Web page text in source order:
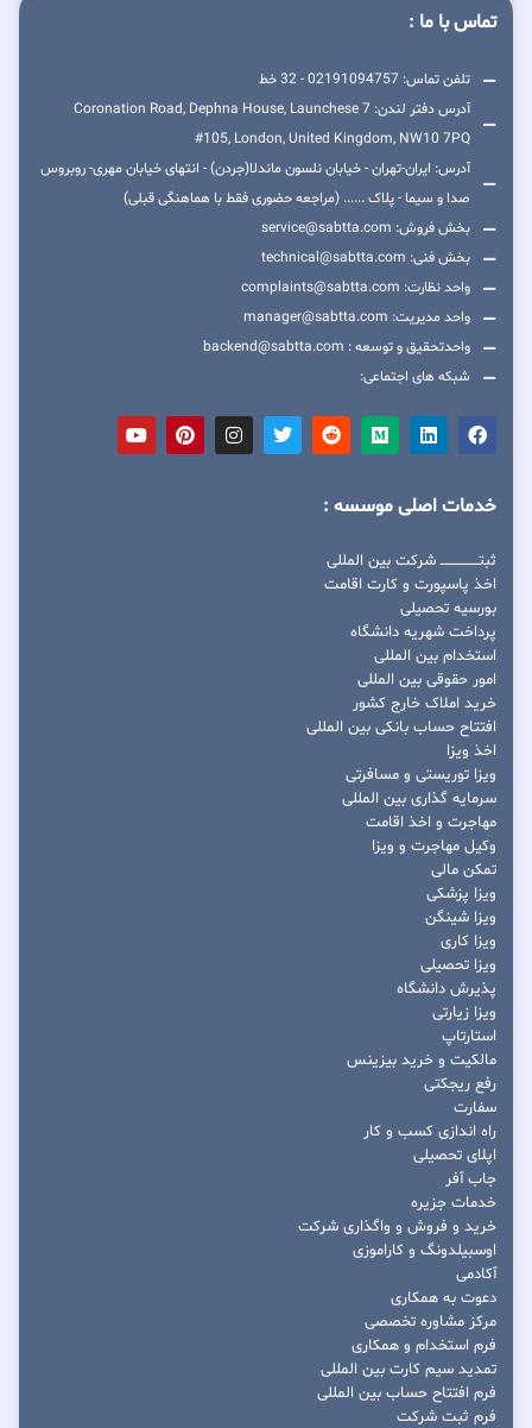
تماس با ما :
تلفن تماس: 02191094757 - 32 خط
آدرس دفتر لندن: 7 Coronation Road, Dephna House, Launchese
#105, London, United Kingdom, NW10 7PQ
آدرس: ایران-تهران - خیابان نلسون ماندلا(جردن) - انتهای خیابان مهری- روبروس
صدا و سیما - پلاک ...... (مراجعه حضوری فقط با هماهنگی قبلی)
بخش فروش: service@sabtta.com
بخش فنی: technical@sabtta.com
واحد نظارت: complaints@sabtta.com
واحد مدیریت: manager@sabtta.com
واحدتحقیق و توسعه : backend@sabtta.com
شبکه های اجتماعی:
خدمات اصلی موسسه :
ثبتــــــــــــــــ شرکت بین المللی
اخذ پاسپورت و کارت اقامت
بورسیه تحصیلی
پرداخت شهریه دانشگاه
استخدام بین المللی
امور حقوقی بین المللی
خرید املاک خارج کشور
افتتاح حساب بانکی بین المللی
اخذ ویزا
ویزا توریستی و مسافرتی
سرمایه گذاری بین المللی
مهاجرت و اخذ اقامت
وکیل مهاجرت و ویزا
تمکن مالی
ویزا پزشکی
ویزا شینگن
ویزا کاری
ویزا تحصیلی
پذیرش دانشگاه
ویزا زیارتی
استارتاپ
مالکیت و خرید بیزینس
رفع ریجکتی
سفارت
راه اندازی کسب و کار
اپلای تحصیلی
جاب آفر
خدمات جزیره
خرید و فروش و واگذاری شرکت
اوسبیلدونگ و کاراموزی
آکادمی
دعوت به همکاری
مرکز مشاوره تخصصی
فرم استخدام و همکاری
تمدید سیم کارت بین المللی
فرم افتتاح حساب بین المللی
فرم ثبت شرکت